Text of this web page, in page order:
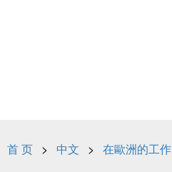
首 页 > 中文 > 在歐洲的工作